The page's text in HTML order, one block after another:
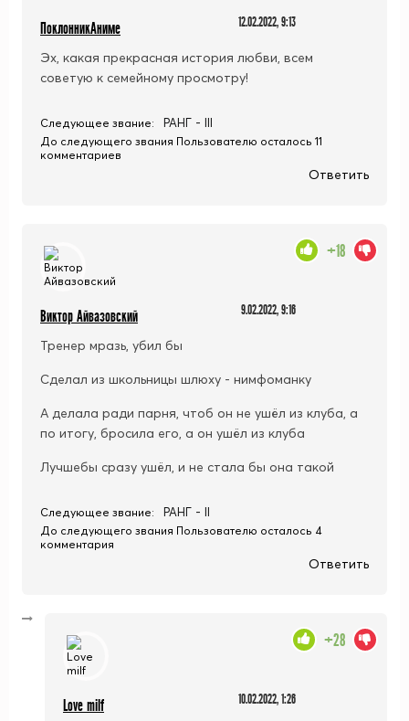
ПоклонникАниме 12.02.2022, 9:13
Эх, какая прекрасная история любви, всем
советую к семейному просмотру!
Следующее звание: РАНГ - III
До следующего звания Пользователю осталось 11
комментариев
Ответить
Виктор Айвазовский 9.02.2022, 9:16
Тренер мразь, убил бы
Сделал из школьницы шлюху - нимфоманку
А делала ради парня, чтоб он не ушёл из клуба, а
по итогу, бросила его, а он ушёл из клуба
Лучшебы сразу ушёл, и не стала бы она такой
+18
Следующее звание: РАНГ - II
До следующего звания Пользователю осталось 4
комментария
Ответить
Love milf 10.02.2022, 1:26
+28